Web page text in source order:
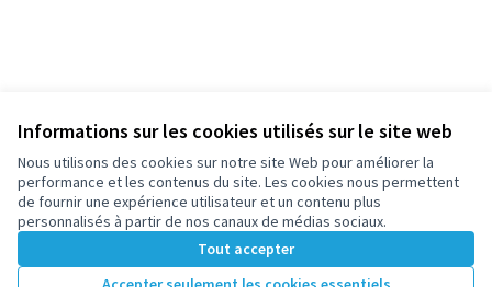
Informations sur les cookies utilisés sur le site web
Nous utilisons des cookies sur notre site Web pour améliorer la
performance et les contenus du site. Les cookies nous permettent
de fournir une expérience utilisateur et un contenu plus
personnalisés à partir de nos canaux de médias sociaux.
Tout accepter